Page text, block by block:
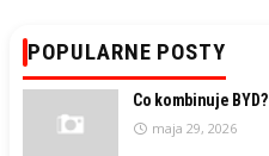
POPULARNE POSTY
Co kombinuje BYD?
maja 29, 2026